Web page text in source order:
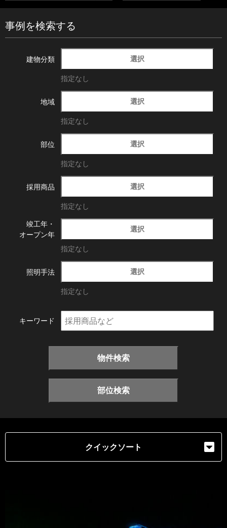
事例を検索する
建物分類 選択
指定なし
地域 選択
指定なし
部位 選択
指定なし
採用商品 選択
指定なし
竣工年・
オープン年
選択
指定なし
照明手法 選択
指定なし
キーワード
物件検索
部位検索
クイックソート